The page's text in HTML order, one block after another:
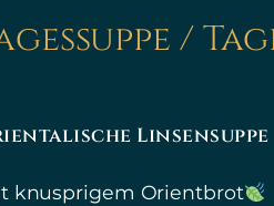
/
Linsensuppe
knusprigem Orientbrot